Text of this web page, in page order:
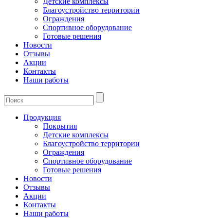
Благоустройство территории
Ограждения
Спортивное оборудование
Готовые решения
Новости
Отзывы
Акции
Контакты
Наши работы
Продукция
Покрытия
Детские комплексы
Благоустройство территории
Ограждения
Спортивное оборудование
Готовые решения
Новости
Отзывы
Акции
Контакты
Наши работы